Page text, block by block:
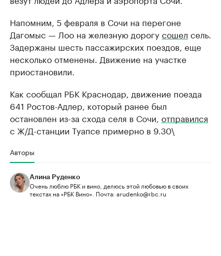
Напомним, 5 февраля в Сочи на перегоне
Дагомыс — Лоо на железную дорогусошел сель.
Задержаны шесть пассажирских поездов, еще
несколько отменены. Движение на участке
приостановили.
Как сообщал РБК Краснодар, движение поезда
641 Ростов-Адлер, который ранее был
остановлен из-за схода селя в Сочи, отправился
с Ж/Д-станции Туапсе примерно в 9.30\
Авторы
Алина Руденко
Очень люблю РБК и вино, делюсь этой любовью в своих
текстах на «РБК Вино». Почта: arudenko@rbc.ru